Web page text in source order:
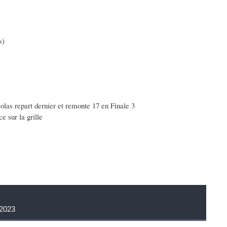
repart dernier et remonte 17 en Finale 3
sur la grille